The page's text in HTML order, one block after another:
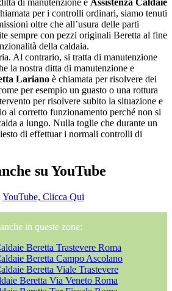
per i controlli ordinari, siamo tenuti
oltre che all’usura delle parti
sempre con pezzi originali Beretta al fine
della caldaia.
Al contrario, si tratta di manutenzione
la nostra ditta di manutenzione e
Lariano è chiamata per risolvere dei
per esempio un guasto o una rottura
per risolvere subito la situazione e
al corretto funzionamento perché non si
a lungo. Nulla toglie che durante un
di effettuar i normali controlli di
su YouTube
YouTube, Clicca Qui
in queste zone:
Beretta Trastevere Roma
Beretta Campo Ascolano
Beretta Viale Trastevere
Beretta Via Veneto Roma